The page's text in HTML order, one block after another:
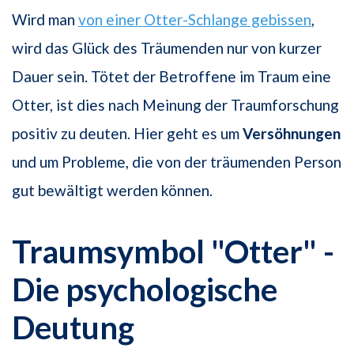
Wird man von einer Otter-Schlange gebissen,
wird das Glück des Träumenden nur von kurzer
Dauer sein. Tötet der Betroffene im Traum eine
Otter, ist dies nach Meinung der Traumforschung
positiv zu deuten. Hier geht es umVersöhnungen
und um Probleme, die von der träumenden Person
gut bewältigt werden können.
Traumsymbol "Otter" -
Die psychologische
Deutung